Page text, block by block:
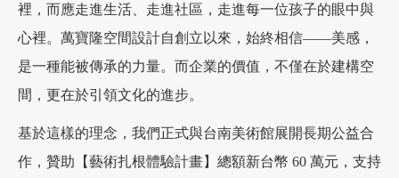
聯絡我們
加盟徵才
裡，而應走進生活、走進社區，走進每一位孩子的眼中與
心裡。萬寶隆空間設計自創立以來，始終相信——美感，
是一種能被傳承的力量。而企業的價值，不僅在於建構空
間，更在於引領文化的進步。
基於這樣的理念，我們正式與台南美術館展開長期公益合
作，贊助【藝術扎根體驗計畫】總額新台幣 60 萬元，支持